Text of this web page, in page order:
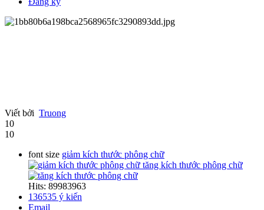
Viết bởi Truong
10
10
font size giảm kích thước phông chữ
tăng kích thước phông chữ
Hits: 89983963
136535 ý kiến
Email